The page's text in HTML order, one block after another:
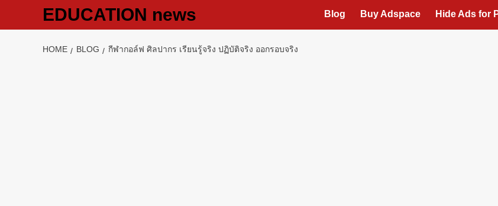
EDUCATION news Blog Buy Adspace Hide Ads for
HOME BLOG กีฬากอล์ฟ ศิลปากร เรียนรู้จริง ปฏิบัติจริง ออกรอบจริง